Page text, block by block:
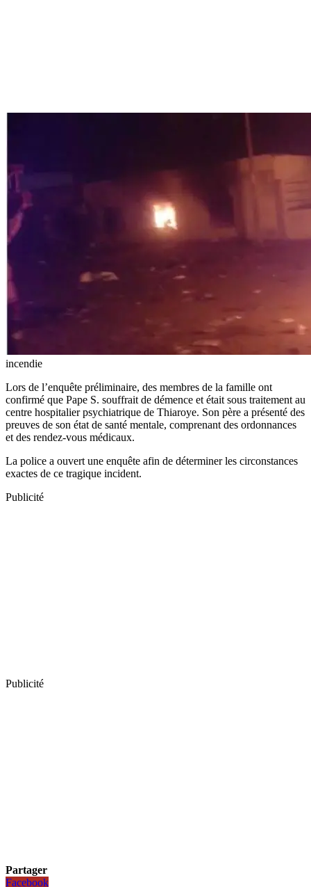
incendie
Lors de l’enquête préliminaire, des membres de la famille ont
confirmé que Pape S. souffrait de démence et était sous traitement au
centre hospitalier psychiatrique de Thiaroye. Son père a présenté des
preuves de son état de santé mentale, comprenant des ordonnances
et des rendez-vous médicaux.
La police a ouvert une enquête afin de déterminer les circonstances
exactes de ce tragique incident.
Publicité
Publicité
Partager
Facebook